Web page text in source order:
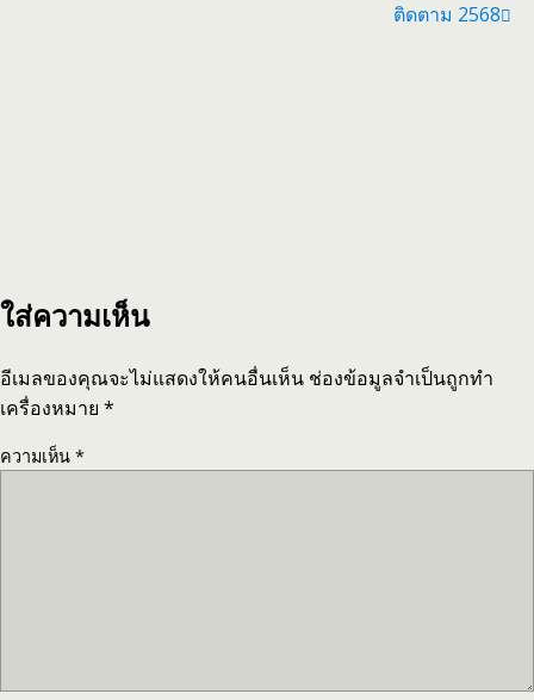
ติดตาม 2568
ใส่ความเห็น
อีเมลของคุณจะไม่แสดงให้คนอื่นเห็น ช่องข้อมูลจำเป็นถูกทำ
เครื่องหมาย *
ความเห็น *